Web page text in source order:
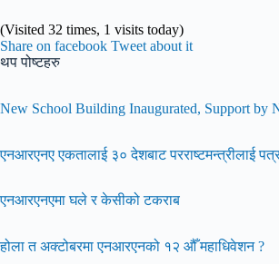
(Visited 32 times, 1 visits today)
Share on facebook Tweet about it
थप पोष्टहरु
New School Building Inaugurated, Support by
एनआरएनए एकतालाई ३० देशबाट परराष्टमन्त्रीलाई
एनआरएनएमा घले र केसीको टकराब
होला त अक्टोबरमा एनआरएनको १२ औँ महाधिवेशन ?